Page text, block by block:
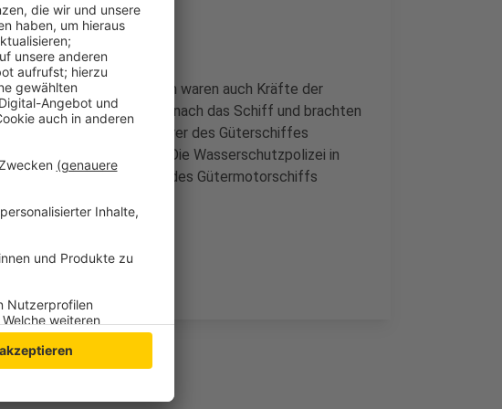
worden. Unter anderem waren auch Kräfte der
Sie evakuierten demnach das Schiff und brachten
Land. Bei dem Schiffsführer des Güterschiffes
habe, heißt es. Die Wasserschutzpolizei in
Der Schiffsführer des Gütermotorschiffs